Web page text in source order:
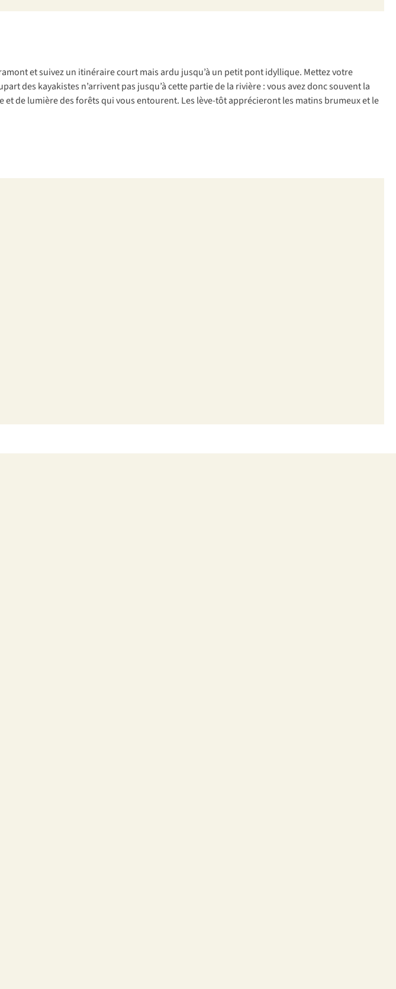
et suivez un itinéraire court mais ardu jusqu’à un petit pont idyllique. Mettez votre
des kayakistes n’arrivent pas jusqu’à cette partie de la rivière : vous avez donc souvent la
de lumière des forêts qui vous entourent. Les lève-tôt apprécieront les matins brumeux et le